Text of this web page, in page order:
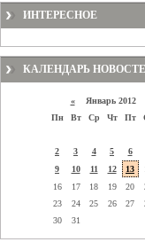
ИНТЕРЕСНОЕ
КАЛЕНДАРЬ
«Январь 2012
Пн
Вт Ср Чт Пт
2
3 4 5 6
9
10 11 12 13
16
17 18 19 20
23
24 25 26 27
30
31